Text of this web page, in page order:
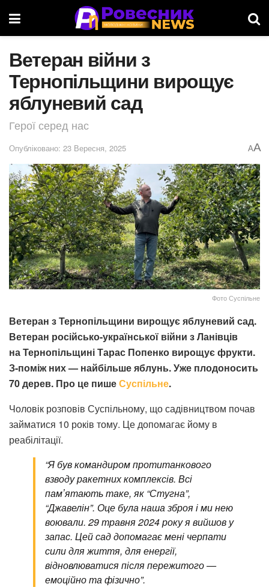
Ветеран війни з
Тернопільщини вирощує
яблуневий сад
Герої серед нас
Опубліковано: 23 Вересня, 2025 AA
Фото Суспільне
Ветеран з Тернопільщини вирощує яблуневий сад.
Ветеран російсько-української війни з Ланівців
на Тернопільщині Тарас Попенко вирощує фрукти.
З-поміж них — найбільше яблунь. Уже плодоносить
70 дерев. Про це пишеСуспільне.
Чоловік розповів Суспільному, що садівництвом почав
займатися 10 років тому. Це допомагає йому в
реабілітації.
“Я був командиром протитанкового
взводу ракетних комплексів. Всі
памʼятають таке, як “Стугна”,
“Джавелін”. Оце була наша зброя і ми нею
воювали. 29 травня 2024 року я вийшов у
запас. Цей сад допомагає мені черпати
сили для життя, для енергії,
відновлюватися після пережитого —
емоційно та фізично”.